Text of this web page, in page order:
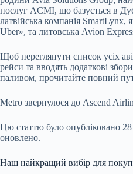
послуг ACMI, що базується в
латвійська компанія SmartLynx,
Uber», та литовська Avion
Щоб переглянути список усіх
рейси та вводять додаткові
паливом, прочитайте повний
Metro звернулося до Ascend
Цю статтю було опубліковано 28
оновлено.
Наш найкращий вибір для